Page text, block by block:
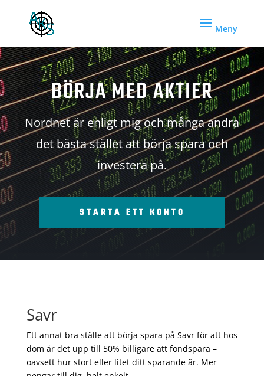
BÖRJA MED AKTIER
Nordnet är enligt mig och många andra
det bästa stället att börja spara och
investera på.
STARTA ETT KONTO
Savr
Ett annat bra ställe att börja spara på Savr för att hos
dom är det upp till 50% billigare att fondspara –
oavsett hur stort eller litet ditt sparande är. Mer